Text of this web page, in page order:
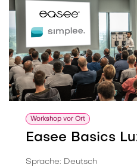
Workshop vor Ort
Easee Basics
Sprache: Deutsch